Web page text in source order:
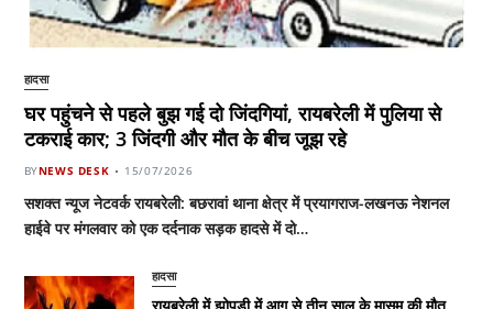
हादसा
घर पहुंचने से पहले बुझ गई दो जिंदगियां, रायबरेली में पुलिया से
टकराई कार; 3 जिंदगी और मौत के बीच जूझ रहे
BYNEWS DESK 15/07/2026
सशक्त न्यूज नेटवर्क रायबरेली: बछरावां थाना क्षेत्र में प्रयागराज-लखनऊ नेशनल
हाईवे पर मंगलवार को एक दर्दनाक सड़क हादसे में दो…
हादसा